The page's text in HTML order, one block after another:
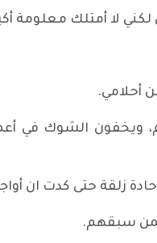
لا أمتلك معلومة
أحلامي.
ويخفون الشوك في
زلقة حتى كدت ان
لمن سبقهم.